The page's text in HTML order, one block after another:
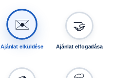
✉️
Ajánlat elküldése
🤝
Ajánlat elfogadása